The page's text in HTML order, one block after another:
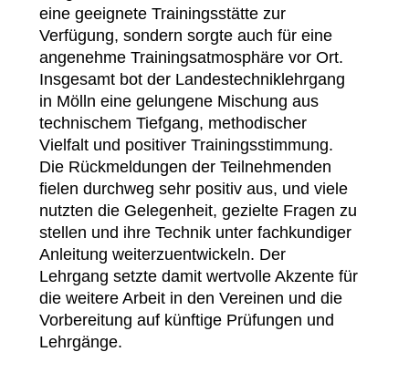
eine geeignete Trainingsstätte zur
Verfügung, sondern sorgte auch für eine
angenehme Trainingsatmosphäre vor Ort.
Insgesamt bot der Landestechniklehrgang
in Mölln eine gelungene Mischung aus
technischem Tiefgang, methodischer
Vielfalt und positiver Trainingsstimmung.
Die Rückmeldungen der Teilnehmenden
fielen durchweg sehr positiv aus, und viele
nutzten die Gelegenheit, gezielte Fragen zu
stellen und ihre Technik unter fachkundiger
Anleitung weiterzuentwickeln. Der
Lehrgang setzte damit wertvolle Akzente für
die weitere Arbeit in den Vereinen und die
Vorbereitung auf künftige Prüfungen und
Lehrgänge.